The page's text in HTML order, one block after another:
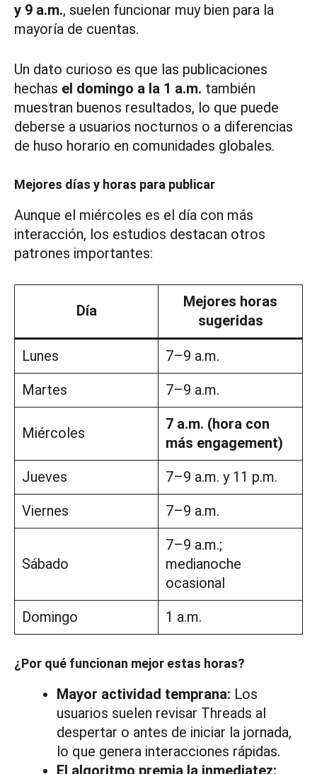
y 9 a.m., suelen funcionar muy bien para la
mayoría de cuentas.
Un dato curioso es que las publicaciones
hechas el domingo a la 1 a.m. también
muestran buenos resultados, lo que puede
deberse a usuarios nocturnos o a diferencias
de huso horario en comunidades globales.
Mejores días y horas para publicar
Aunque el miércoles es el día con más
interacción, los estudios destacan otros
patrones importantes:
Día
Mejores horas
sugeridas
Lunes
7–9 a.m.
Martes
7–9 a.m.
Miércoles
7 a.m. (hora con
más engagement)
Jueves
7–9 a.m. y 11 p.m.
Viernes
7–9 a.m.
Sábado
7–9 a.m.;
medianoche
ocasional
Domingo
1 a.m.
¿Por qué funcionan mejor estas horas?
Mayor actividad temprana: Los
usuarios suelen revisar Threads al
despertar o antes de iniciar la jornada,
lo que genera interacciones rápidas.
El algoritmo premia la inmediatez: